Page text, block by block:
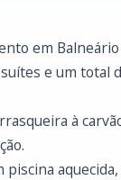
em
e um
à
aquecida,